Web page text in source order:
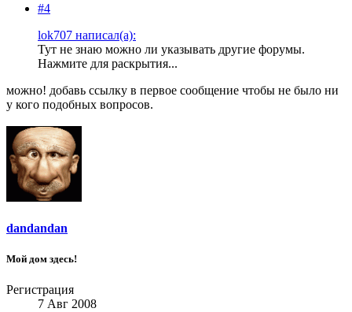
#4
lok707 написал(а):
Тут не знаю можно ли указывать другие форумы.
Нажмите для раскрытия...
можно! добавь ссылку в первое сообщение чтобы не было ни
у кого подобных вопросов.
dandandan
Мой дом здесь!
Регистрация
7 Авг 2008